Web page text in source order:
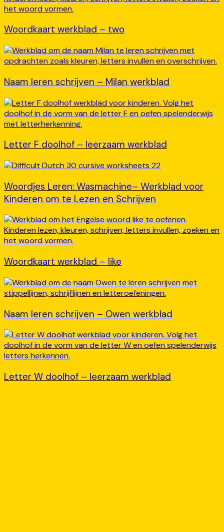
Woordkaart werkblad – two
Naam leren schrijven – Milan werkblad
Letter F doolhof – leerzaam werkblad
Woordjes Leren: Wasmachine– Werkblad voor
Kinderen om te Lezen en Schrijven
Woordkaart werkblad – like
Naam leren schrijven – Owen werkblad
Letter W doolhof – leerzaam werkblad